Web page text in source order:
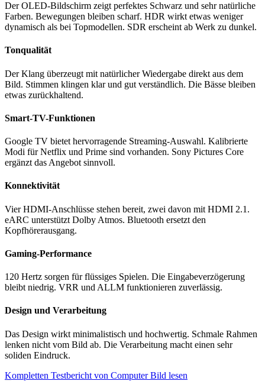
Der OLED-Bildschirm zeigt perfektes Schwarz und sehr natürliche
Farben. Bewegungen bleiben scharf. HDR wirkt etwas weniger
dynamisch als bei Topmodellen. SDR erscheint ab Werk zu dunkel.
Tonqualität
Der Klang überzeugt mit natürlicher Wiedergabe direkt aus dem
Bild. Stimmen klingen klar und gut verständlich. Die Bässe bleiben
etwas zurückhaltend.
Smart-TV-Funktionen
Google TV bietet hervorragende Streaming-Auswahl. Kalibrierte
Modi für Netflix und Prime sind vorhanden. Sony Pictures Core
ergänzt das Angebot sinnvoll.
Konnektivität
Vier HDMI-Anschlüsse stehen bereit, zwei davon mit HDMI 2.1.
eARC unterstützt Dolby Atmos. Bluetooth ersetzt den
Kopfhörerausgang.
Gaming-Performance
120 Hertz sorgen für flüssiges Spielen. Die Eingabeverzögerung
bleibt niedrig. VRR und ALLM funktionieren zuverlässig.
Design und Verarbeitung
Das Design wirkt minimalistisch und hochwertig. Schmale Rahmen
lenken nicht vom Bild ab. Die Verarbeitung macht einen sehr
soliden Eindruck.
Kompletten Testbericht von Computer Bild lesen